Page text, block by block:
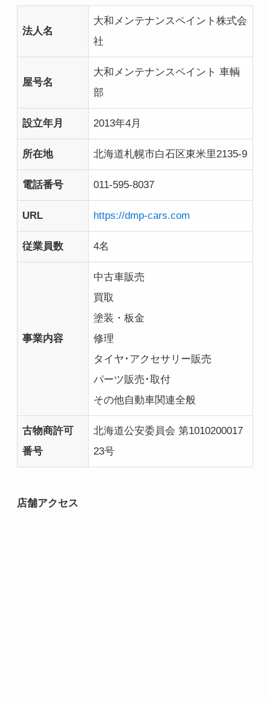
法人名
大和メンテナンスペイント株式会
社
屋号名
大和メンテナンスペイント 車輌
部
設立年月 2013年4月
所在地 北海道札幌市白石区東米里2135-9
電話番号 011-595-8037
URL https://dmp-cars.com
従業員数 4名
事業内容
中古車販売
買取
塗装・板金
修理
タイヤ･アクセサリー販売
パーツ販売･取付
その他自動車関連全般
古物商許可
番号
北海道公安委員会 第1010200017
23号
店舗アクセス